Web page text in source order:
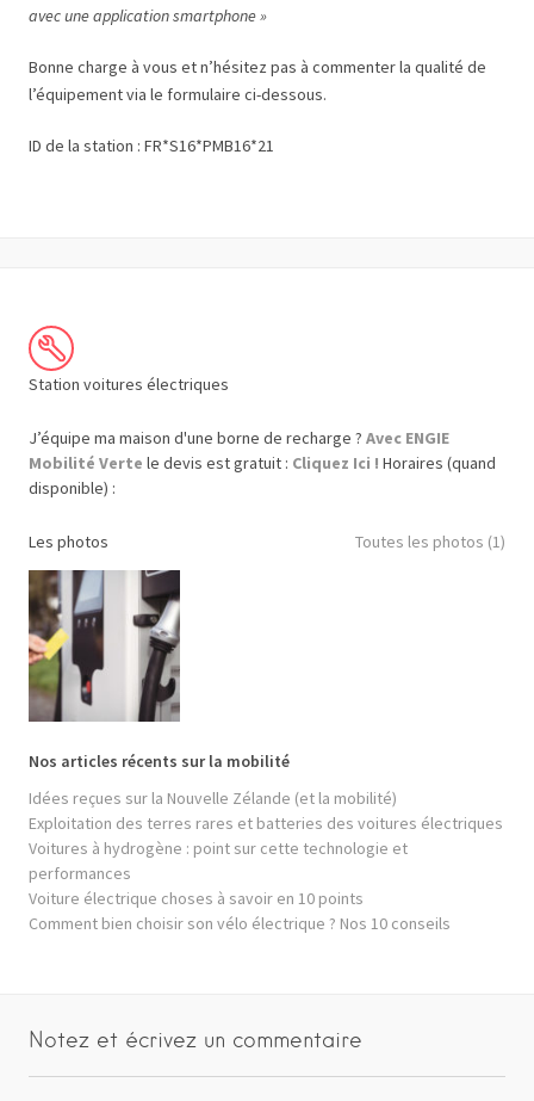
avec une application smartphone »
Bonne charge à vous et n’hésitez pas à commenter la qualité de
l’équipement via le formulaire ci-dessous.
ID de la station : FR*S16*PMB16*21
Station voitures électriques
J’équipe ma maison d'une borne de recharge ? Avec ENGIE
Mobilité Verte le devis est gratuit : Cliquez Ici ! Horaires (quand
disponible) :
Les photos Toutes les photos (1)
Nos articles récents sur la mobilité
Idées reçues sur la Nouvelle Zélande (et la mobilité)
Exploitation des terres rares et batteries des voitures électriques
Voitures à hydrogène : point sur cette technologie et
performances
Voiture électrique choses à savoir en 10 points
Comment bien choisir son vélo électrique ? Nos 10 conseils
Notez et écrivez un commentaire